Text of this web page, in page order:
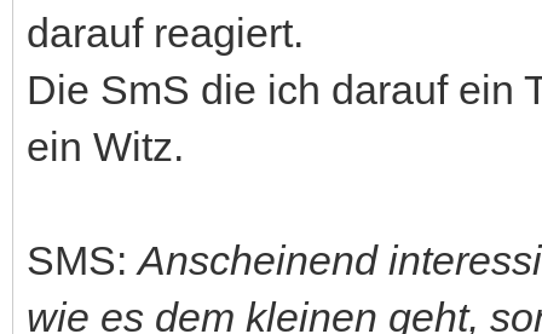
darauf reagiert.
Die SmS die ich darauf ein
ein Witz.
SMS:Anscheinend
wie es dem kleinen geht,